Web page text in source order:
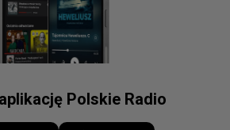
Polskie Radio